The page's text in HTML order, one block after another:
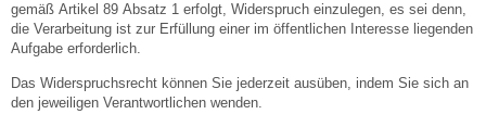
gemäß Artikel 89 Absatz 1 erfolgt, Widerspruch einzulegen, es sei denn,
die Verarbeitung ist zur Erfüllung einer im öffentlichen Interesse liegenden
Aufgabe erforderlich.
Das Widerspruchsrecht können Sie jederzeit ausüben, indem Sie sich an
den jeweiligen Verantwortlichen wenden.